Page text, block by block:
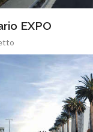
EXPO